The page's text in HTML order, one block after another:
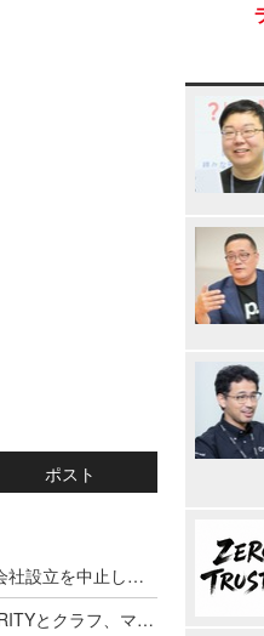
ポスト
株式会社SHIFT SECURITY、新会社設立を中止し株式会社SHIFTに吸収合併へ
6月設立の新会社がSHIFT SECURITYとクラフ、マスラボを吸収合併